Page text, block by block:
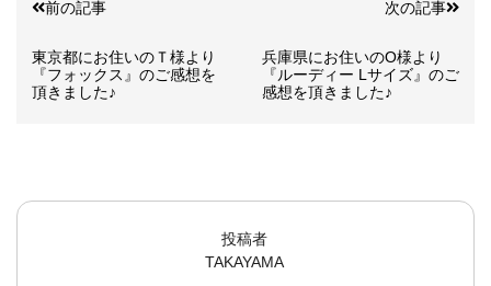
前の記事
東京都にお住いのＴ様より
『フォックス』のご感想を
頂きました♪
次の記事
兵庫県にお住いのO様より
『ルーディー Lサイズ』のご
感想を頂きました♪
投稿者
TAKAYAMA